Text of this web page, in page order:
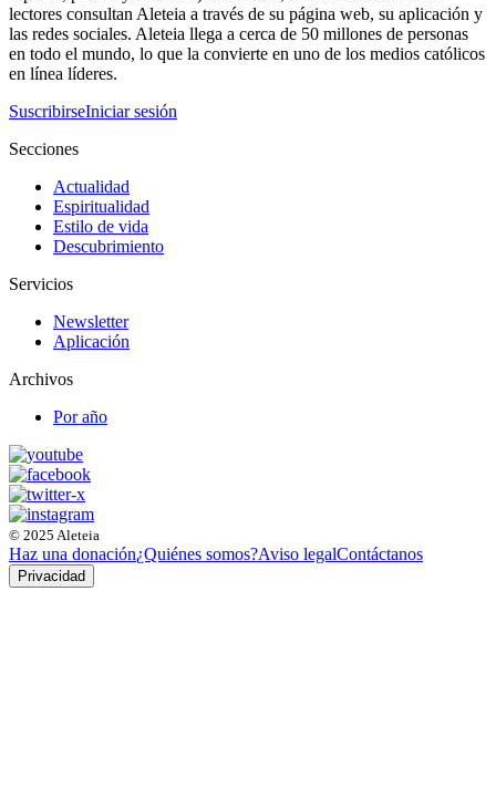
lectores consultan Aleteia a través de su página web, su aplicación y
las redes sociales. Aleteia llega a cerca de 50 millones de personas
en todo el mundo, lo que la convierte en uno de los medios católicos
en línea líderes.
SuscribirseIniciar sesión
Secciones
Actualidad
Espiritualidad
Estilo de vida
Descubrimiento
Servicios
Newsletter
Aplicación
Archivos
Por año
© 2025 Aleteia
Haz una donación¿Quiénes somos?Aviso legalContáctanos
Privacidad